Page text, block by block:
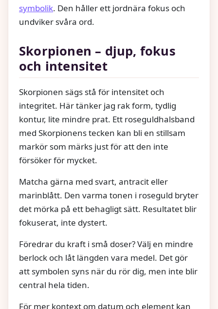
symbolik. Den håller ett jordnära fokus och
undviker svåra ord.
Skorpionen – djup, fokus
och intensitet
Skorpionen sägs stå för intensitet och
integritet. Här tänker jag rak form, tydlig
kontur, lite mindre prat. Ett roseguldhalsband
med Skorpionens tecken kan bli en stillsam
markör som märks just för att den inte
försöker för mycket.
Matcha gärna med svart, antracit eller
marinblått. Den varma tonen i roseguld bryter
det mörka på ett behagligt sätt. Resultatet blir
fokuserat, inte dystert.
Föredrar du kraft i små doser? Välj en mindre
berlock och låt längden vara medel. Det gör
att symbolen syns när du rör dig, men inte blir
central hela tiden.
För mer kontext om datum och element kan